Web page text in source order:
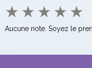
★ ★ ★ ★ ★
Aucune note. Soyez le